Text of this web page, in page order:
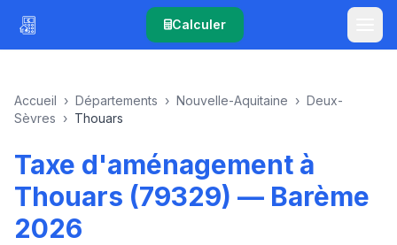
Calculer
Accueil › Départements › Nouvelle-Aquitaine › Deux-
Sèvres › Thouars
Taxe d'aménagement à
Thouars (79329) — Barème
2026